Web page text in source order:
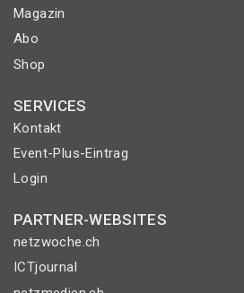
Magazin
Abo
Shop
SERVICES
Kontakt
Event-Plus-Eintrag
Login
PARTNER-WEBSITES
netzwoche.ch
ICTjournal